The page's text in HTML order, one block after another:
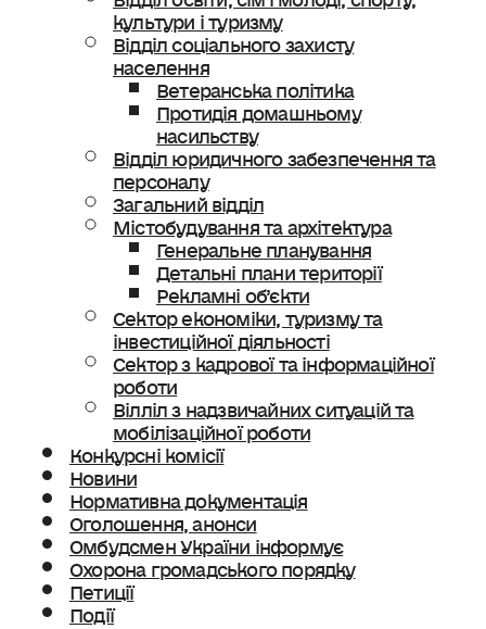
культури і туризму
Відділ соціального захисту
населення
Ветеранська політика
Протидія домашньому
насильству
Відділ юридичного забезпечення та
персоналу
Загальний відділ
Містобудування та архітектура
Генеральне планування
Детальні плани території
Рекламні об’єкти
Сектор економіки, туризму та
інвестиційної діяльності
Сектор з кадрової та інформаційної
роботи
Вілліл з надзвичайних ситуацій та
мобілізаційної роботи
Конкурсні комісії
Новини
Нормативна документація
Оголошення, анонси
Омбудсмен України інформує
Охорона громадського порядку
Петиції
Події